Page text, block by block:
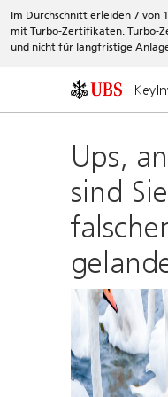
Im Durchschnitt erleiden 7 von
mit Turbo-Zertifikaten. Turbo-
und nicht für langfristige
Ups,
sind